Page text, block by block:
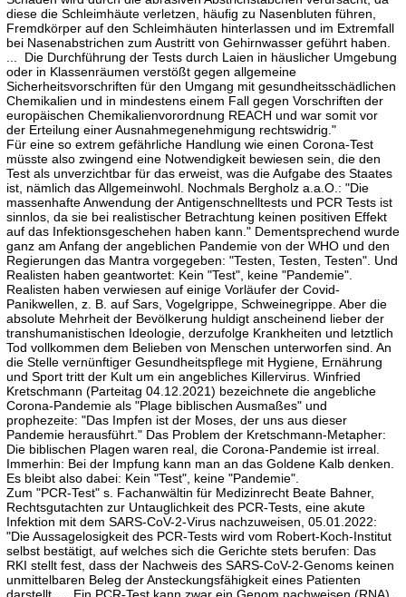
diese die Schleimhäute verletzen, häufig zu Nasenbluten führen,
Fremdkörper auf den Schleimhäuten hinterlassen und im Extremfall
bei Nasenabstrichen zum Austritt von Gehirnwasser geführt haben.
... Die Durchführung der Tests durch Laien in häuslicher Umgebung
oder in Klassenräumen verstößt gegen allgemeine
Sicherheitsvorschriften für den Umgang mit gesundheitsschädlichen
Chemikalien und in mindestens einem Fall gegen Vorschriften der
europäischen Chemikalienvorordnung REACH und war somit vor
der Erteilung einer Ausnahmegenehmigung rechtswidrig."
Für eine so extrem gefährliche Handlung wie einen Corona-Test
müsste also zwingend eine Notwendigkeit bewiesen sein, die den
Test als unverzichtbar für das erweist, was die Aufgabe des Staates
ist, nämlich das Allgemeinwohl. Nochmals Bergholz a.a.O.: "Die
massenhafte Anwendung der Antigenschnelltests und PCR Tests ist
sinnlos, da sie bei realistischer Betrachtung keinen positiven Effekt
auf das Infektionsgeschehen haben kann." Dementsprechend wurde
ganz am Anfang der angeblichen Pandemie von der WHO und den
Regierungen das Mantra vorgegeben: "Testen, Testen, Testen". Und
Realisten haben geantwortet: Kein "Test", keine "Pandemie".
Realisten haben verwiesen auf einige Vorläufer der Covid-
Panikwellen, z. B. auf Sars, Vogelgrippe, Schweinegrippe. Aber die
absolute Mehrheit der Bevölkerung huldigt anscheinend lieber der
transhumanistischen Ideologie, derzufolge Krankheiten und letztlich
Tod vollkommen dem Belieben von Menschen unterworfen sind. An
die Stelle vernünftiger Gesundheitspflege mit Hygiene, Ernährung
und Sport tritt der Kult um ein angebliches Killervirus. Winfried
Kretschmann (Parteitag 04.12.2021) bezeichnete die angebliche
Corona-Pandemie als "Plage biblischen Ausmaßes" und
prophezeite: "Das Impfen ist der Moses, der uns aus dieser
Pandemie herausführt." Das Problem der Kretschmann-Metapher:
Die biblischen Plagen waren real, die Corona-Pandemie ist irreal.
Immerhin: Bei der Impfung kann man an das Goldene Kalb denken.
Es bleibt also dabei: Kein "Test", keine "Pandemie".
Zum "PCR-Test" s. Fachanwältin für Medizinrecht Beate Bahner,
Rechtsgutachten zur Untauglichkeit des PCR-Tests, eine akute
Infektion mit dem SARS-CoV-2-Virus nachzuweisen, 05.01.2022:
"Die Aussagelosigkeit des PCR-Tests wird vom Robert-Koch-Institut
selbst bestätigt, auf welches sich die Gerichte stets berufen: Das
RKI stellt fest, dass der Nachweis des SARS-CoV-2-Genoms keinen
unmittelbaren Beleg der Ansteckungsfähigkeit eines Patienten